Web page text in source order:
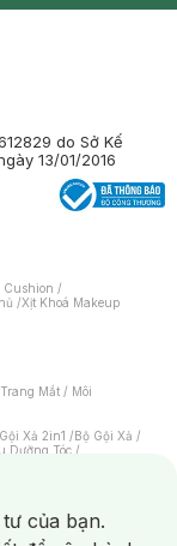
do Sở Kế
13/01/2016
Cushion /
/Xịt Khoá Makeup
Mắt / Môi
Xả 2in1 /Bộ Gội Xả /
Dưỡng Tóc /
của bạn.